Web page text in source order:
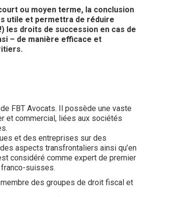
ou moyen terme, la conclusion
utile et permettra de réduire
les droits de succession en cas de
– de manière efficace et
FBT Avocats. Il possède une vaste
et commercial, liées aux sociétés
et des entreprises sur des
aspects transfrontaliers ainsi qu’en
considéré comme expert de premier
suisses.
des groupes de droit fiscal et